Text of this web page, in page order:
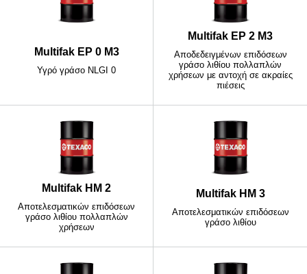
Multifak EP 0 M3
Υγρό γράσο NLGI 0
Multifak EP 2 M3
Αποδεδειγμένων επιδόσεων
γράσο λιθίου πολλαπλών
χρήσεων με αντοχή σε ακραίες
πιέσεις
Multifak HM 2
Αποτελεσματικών επιδόσεων
γράσο λιθίου πολλαπλών
χρήσεων
Multifak HM 3
Αποτελεσματικών επιδόσεων
γράσο λιθίου